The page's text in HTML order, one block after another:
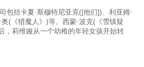
包括卡夏·斯穆特尼亚克([他们])、利亚姆·
(《猎魔人》)等。西蒙·波克(《雪镇疑
，莉维娅从一个幼稚的年轻女孩开始转